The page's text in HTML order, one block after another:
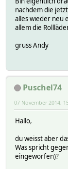
nachdem die
alles wieder neu
allem die
gruss Andy
Puschel74
07 November 2014,
Hallo,
du weisst aber
Was spricht
eingeworfen)?